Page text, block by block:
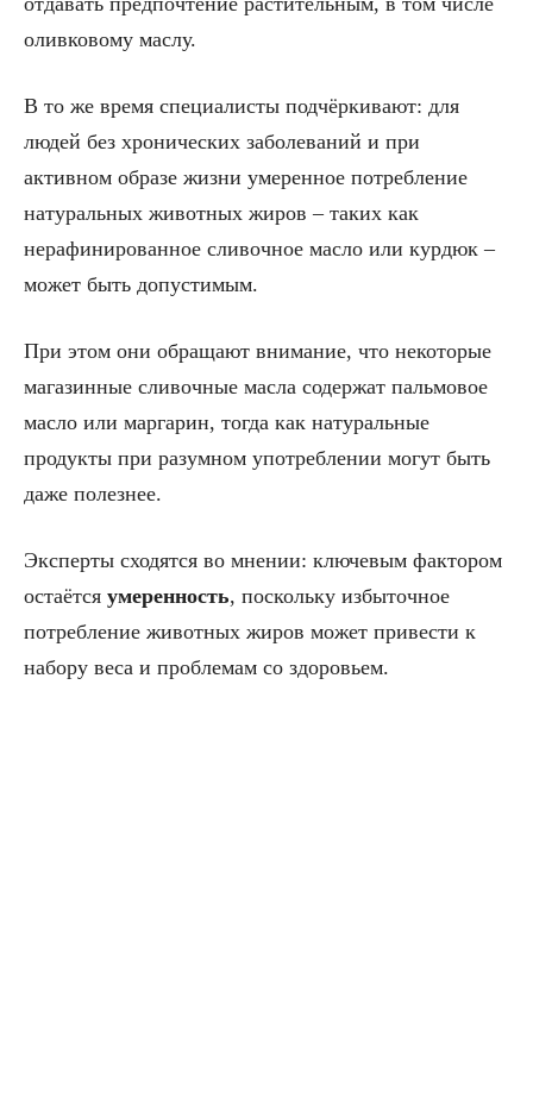
оливковому маслу.
В то же время специалисты подчёркивают: для
людей без хронических заболеваний и при
активном образе жизни умеренное потребление
натуральных животных жиров – таких как
нерафинированное сливочное масло или курдюк –
может быть допустимым.
При этом они обращают внимание, что некоторые
магазинные сливочные масла содержат пальмовое
масло или маргарин, тогда как натуральные
продукты при разумном употреблении могут быть
даже полезнее.
Эксперты сходятся во мнении: ключевым фактором
остаётся умеренность, поскольку избыточное
потребление животных жиров может привести к
набору веса и проблемам со здоровьем.